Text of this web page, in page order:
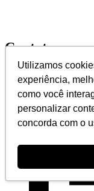
Utilizamos
experiência,
como você
personalizar
concorda com o
Contato